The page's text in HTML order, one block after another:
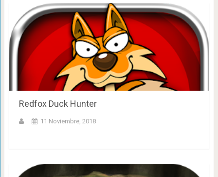
Redfox Duck Hunter
11 Noviembre, 2018